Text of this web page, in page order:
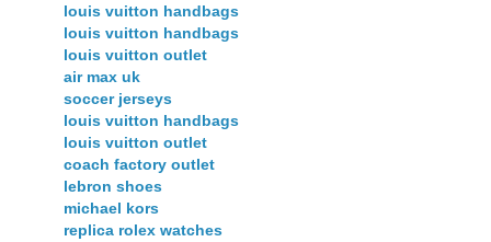
louis vuitton handbags
louis vuitton handbags
louis vuitton outlet
air max uk
soccer jerseys
louis vuitton handbags
louis vuitton outlet
coach factory outlet
lebron shoes
michael kors
replica rolex watches